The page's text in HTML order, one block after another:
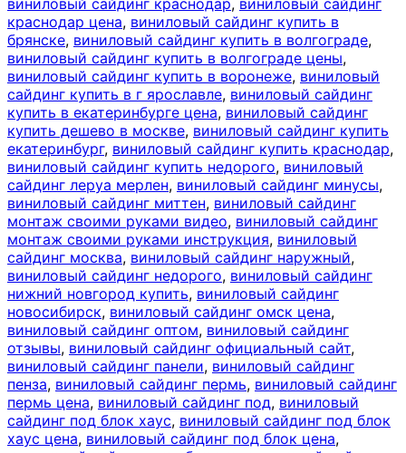
краснодар цена, виниловый сайдинг купить в
брянске, виниловый сайдинг купить в волгограде,
виниловый сайдинг купить в волгограде цены,
виниловый сайдинг купить в воронеже, виниловый
сайдинг купить в г ярославле, виниловый сайдинг
купить в екатеринбурге цена, виниловый сайдинг
купить дешево в москве, виниловый сайдинг купить
екатеринбург, виниловый сайдинг купить краснодар,
виниловый сайдинг купить недорого, виниловый
сайдинг леруа мерлен, виниловый сайдинг минусы,
виниловый сайдинг миттен, виниловый сайдинг
монтаж своими руками видео, виниловый сайдинг
монтаж своими руками инструкция, виниловый
сайдинг москва, виниловый сайдинг наружный,
виниловый сайдинг недорого, виниловый сайдинг
нижний новгород купить, виниловый сайдинг
новосибирск, виниловый сайдинг омск цена,
виниловый сайдинг оптом, виниловый сайдинг
отзывы, виниловый сайдинг официальный сайт,
виниловый сайдинг панели, виниловый сайдинг
пенза, виниловый сайдинг пермь, виниловый сайдинг
пермь цена, виниловый сайдинг под, виниловый
сайдинг под блок хаус, виниловый сайдинг под блок
хаус цена, виниловый сайдинг под блок цена,